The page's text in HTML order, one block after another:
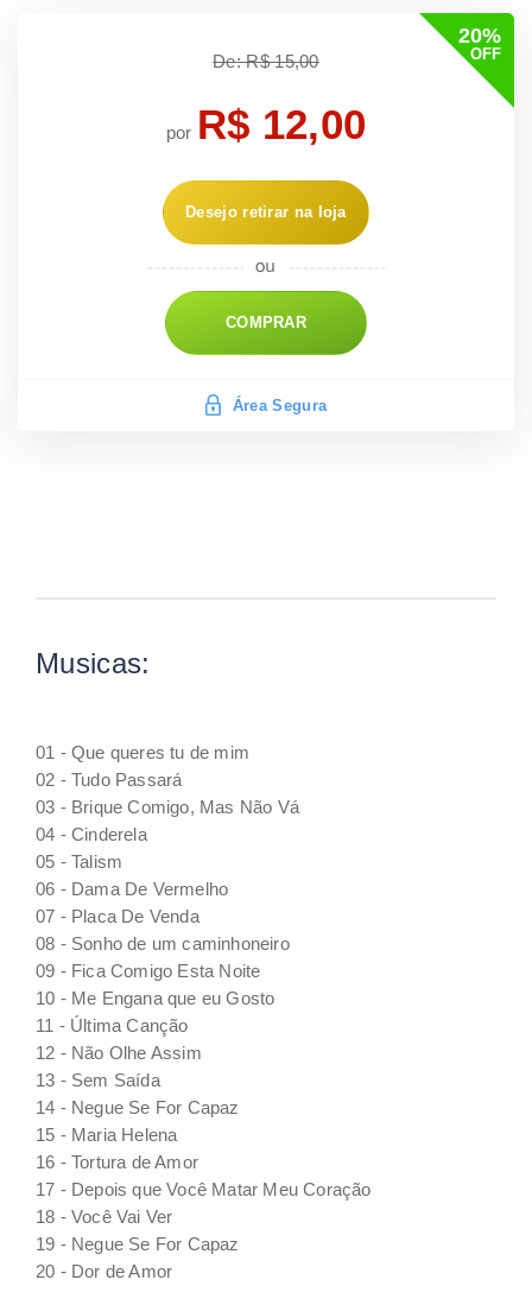
20%
OFF
De: R$ 15,00
por R$ 12,00
Desejo retirar na loja
COMPRAR
Área Segura
Musicas:
01 - Que queres tu de mim
02 - Tudo Passará
03 - Brique Comigo, Mas Não Vá
04 - Cinderela
05 - Talism
06 - Dama De Vermelho
07 - Placa De Venda
08 - Sonho de um caminhoneiro
09 - Fica Comigo Esta Noite
10 - Me Engana que eu Gosto
11 - Última Canção
12 - Não Olhe Assim
13 - Sem Saída
14 - Negue Se For Capaz
15 - Maria Helena
16 - Tortura de Amor
17 - Depois que Você Matar Meu Coração
18 - Você Vai Ver
19 - Negue Se For Capaz
20 - Dor de Amor